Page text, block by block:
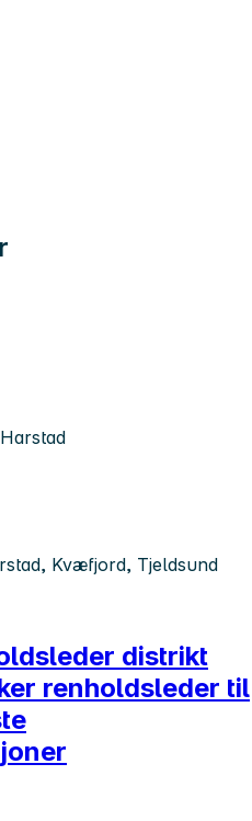
Kvæfjord, Tjeldsund
distrikt
renholdsleder til